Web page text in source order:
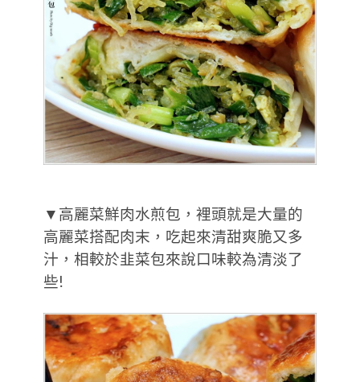
▼高麗菜鮮肉水煎包，裡頭就是大量的
高麗菜搭配肉末，吃起來清甜爽脆又多
汁，相較於韭菜包來說口味較為清淡了
些!